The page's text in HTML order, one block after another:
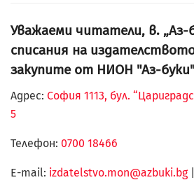
Уважаеми читатели, в. „Аз-
списания на
закупите от НИОН "Аз-
Адрес: София 1113, бул.
5
Телефон: 0700 18466
Е-mail: izdatelstvo.mon@azbuki.bg|